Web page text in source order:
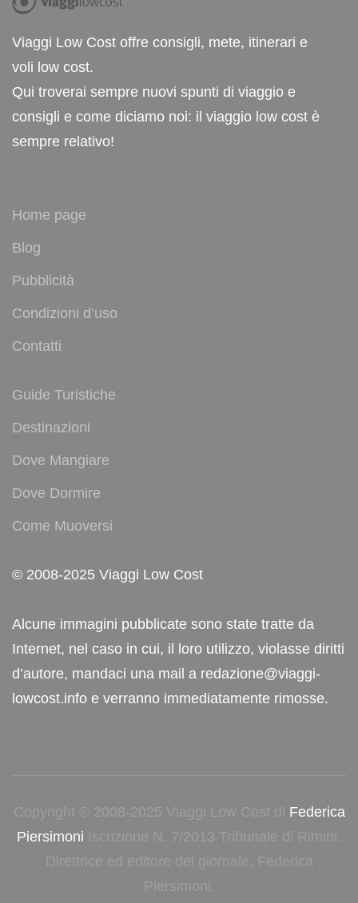
Viaggi Low Cost offre consigli, mete, itinerari e
voli low cost.
Qui troverai sempre nuovi spunti di viaggio e
consigli e come diciamo noi: il viaggio low cost è
sempre relativo!
Home page
Blog
Pubblicità
Condizioni d’uso
Contatti
Guide Turistiche
Destinazioni
Dove Mangiare
Dove Dormire
Come Muoversi
© 2008-2025 Viaggi Low Cost
Alcune immagini pubblicate sono state tratte da
Internet, nel caso in cui, il loro utilizzo, violasse diritti
d’autore, mandaci una mail a redazione@viaggi-
lowcost.info e verranno immediatamente rimosse.
Copyright © 2008-2025 Viaggi Low Cost di Federica
Piersimoni Iscrizione N. 7/2013 Tribunale di Rimini.
Direttrice ed editore del giornale, Federica
Piersimoni.